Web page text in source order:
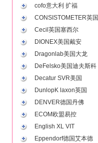
cofo意大利 扩福
CONSISTOMETER英国
Cecil英国塞西尔
DIONEX美国戴安
Dragonlab美国大龙
DeFelsko美国迪夫斯科
Decatur SVR美国
DunlopK laxon英国
DENVER德国丹佛
ECOM欧盟易控
English XL VIT
Eppendorf德国艾本德